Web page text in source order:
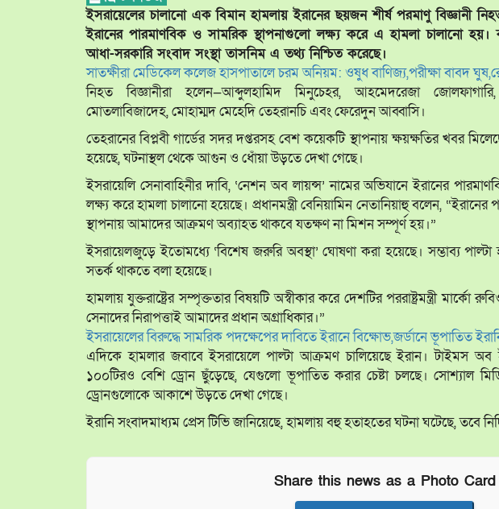
ইসরায়েলের চালানো এক বিমান হামলায় ইরানের ছয়জন শীর্ষ পরমাণু বিজ্ঞানী
ইরানের পারমাণবিক ও সামরিক স্থাপনাগুলো লক্ষ্য করে এ হামলা চালানো হয়।
আধা-সরকারি সংবাদ সংস্থা তাসনিম এ তথ্য নিশ্চিত করেছে।
সাতক্ষীরা মেডিকেল কলেজ হাসপাতালে চরম অনিয়ম: ওষুধ বাণিজ্য,পরীক্ষা বাবদ
নিহত বিজ্ঞানীরা হলেন—আব্দুলহামিদ মিনুচেহর, আহমেদরেজা
মোতলাবিজাদেহ, মোহাম্মদ মেহেদি তেহরানচি এবং ফেরেদুন আব্বাসি।
তেহরানের বিপ্লবী গার্ডের সদর দপ্তরসহ বেশ কয়েকটি স্থাপনায় ক্ষয়ক্ষতির খবর
হয়েছে, ঘটনাস্থল থেকে আগুন ও ধোঁয়া উড়তে দেখা গেছে।
ইসরায়েলি সেনাবাহিনীর দাবি, ‘নেশন অব লায়ন্স’ নামের অভিযানে ইরানের
লক্ষ্য করে হামলা চালানো হয়েছে। প্রধানমন্ত্রী বেনিয়ামিন নেতানিয়াহু বলেন, “ইরানের
স্থাপনায় আমাদের আক্রমণ অব্যাহত থাকবে যতক্ষণ না মিশন সম্পূর্ণ হয়।”
ইসরায়েলজুড়ে ইতোমধ্যে ‘বিশেষ জরুরি অবস্থা’ ঘোষণা করা হয়েছে। সম্ভাব্য পাল্টা
সতর্ক থাকতে বলা হয়েছে।
হামলায় যুক্তরাষ্ট্রের সম্পৃক্ততার বিষয়টি অস্বীকার করে দেশটির পররাষ্ট্রমন্ত্রী মার্কো
সেনাদের নিরাপত্তাই আমাদের প্রধান অগ্রাধিকার।”
ইসরায়েলের বিরুদ্ধে সামরিক পদক্ষেপের দাবিতে ইরানে বিক্ষোভ,জর্ডানে ভূপাতিত
এদিকে হামলার জবাবে ইসরায়েলে পাল্টা আক্রমণ চালিয়েছে ইরান। টাইমস অব
১০০টিরও বেশি ড্রোন ছুঁড়েছে, যেগুলো ভূপাতিত করার চেষ্টা চলছে। সোশ্যাল
ড্রোনগুলোকে আকাশে উড়তে দেখা গেছে।
ইরানি সংবাদমাধ্যম প্রেস টিভি জানিয়েছে, হামলায় বহু হতাহতের ঘটনা ঘটেছে, তবে
Share this news as a Photo Card
Jan
Sep
Jan
Sep